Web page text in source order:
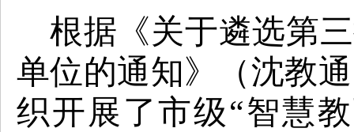
根据《关于遴选第
单位的通知》（沈教通
织开展了市级“智慧